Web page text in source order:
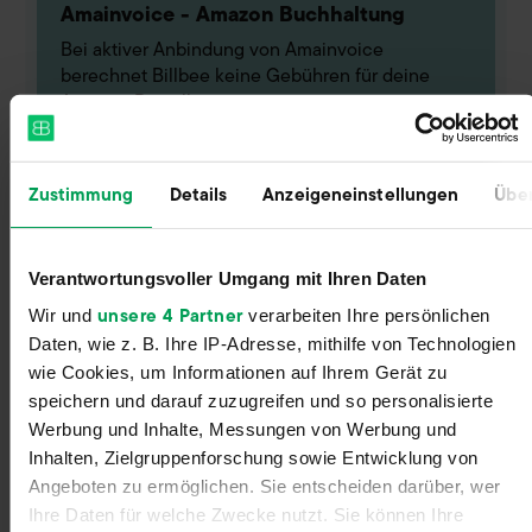
Zustimmung Details Anzeigeneinstellungen
Verantwortungsvoller Umgang mit Ihren Daten
Wir und unsere 4 Partnerverarbeiten Ihre persönlichen
Daten, wie z. B. Ihre IP-Adresse, mithilfe von Technologien
wie Cookies, um Informationen auf Ihrem Gerät zu
speichern und darauf zuzugreifen und so personalisierte
Werbung und Inhalte, Messungen von Werbung und
Inhalten, Zielgruppenforschung sowie Entwicklung von
Angeboten zu ermöglichen. Sie entscheiden darüber, wer
Ihre Daten für welche Zwecke nutzt. Sie können Ihre
Amainvoice - Amazon Buchhaltung
Bei aktiver Anbindung von Amainvoice
berechnet Billbee keine Gebühren für deine
Amazon-Bestellungen.
ab 200 Bestellungen
Billbee in vollem Umfang
Alle Funktionen & Schnittstellen inklusive
Monatlich kündbar (keine Mindestlaufzeit)
Unbegrenzte Nutzeranzahl
Kostenloser Mail-Support mit
Serviceversprechen